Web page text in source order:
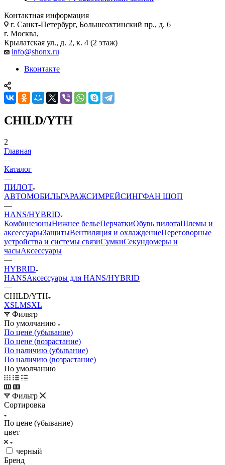
Контактная информация
г. Санкт-Петербург, Большеохтинский пр., д. 6
г. Москва,
Крылатская ул., д. 2, к. 4 (2 этаж)
info@shonx.ru
Вконтакте
CHILD/YTH
2
Главная
—
Каталог
—
ПИЛОТ
АВТОМОБИЛЬГАРАЖСИМРЕЙСИНГФАН ШОП
—
HANS/HYBRID
КомбинезоныНижнее бельеПерчаткиОбувь пилотаШлемы и
аксессуарыЗащитыВентиляция и охлаждениеПереговорные
устройства и системы связиСумкиСекундомеры и
часыАксессуары
—
HYBRID
HANSАксессуары для HANS/HYBRID
—
CHILD/YTH
XSLMSXL
Фильтр
По умолчанию
По цене (убывание)
По цене (возрастание)
По наличию (убывание)
По наличию (возрастание)
По умолчанию
Фильтр
Сортировка
По цене (убывание)
цвет
черный
Бренд